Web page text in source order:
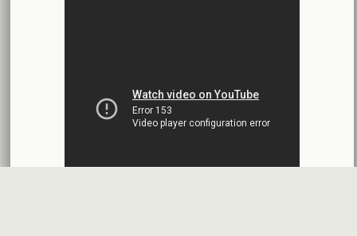
البيانات المالية النهائية عن العام 2025